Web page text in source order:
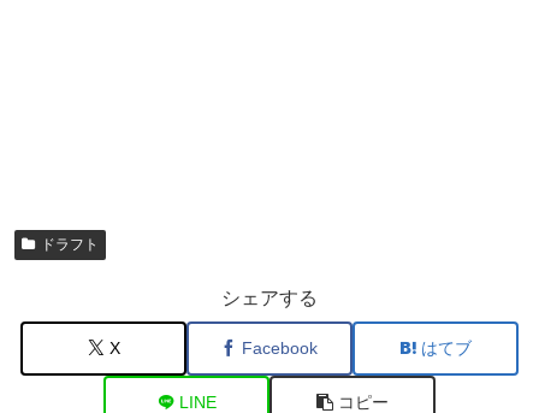
ドラフト
シェアする
X Facebook はてブ
LINE コピー